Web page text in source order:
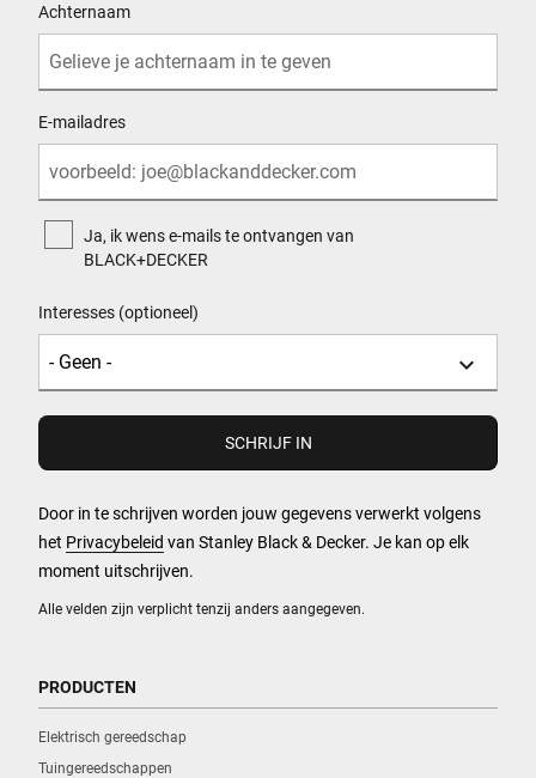
Alle velden zijn verplicht tenzij anders aangegeven.
Achternaam
E-mailadres
Ja, ik wens e-mails te ontvangen van
BLACK+DECKER
Interesses (optioneel)
Door in te schrijven worden jouw gegevens verwerkt volgens
het Privacybeleid van Stanley Black & Decker. Je kan op elk
moment uitschrijven.
PRODUCTEN
Elektrisch gereedschap
Tuingereedschappen